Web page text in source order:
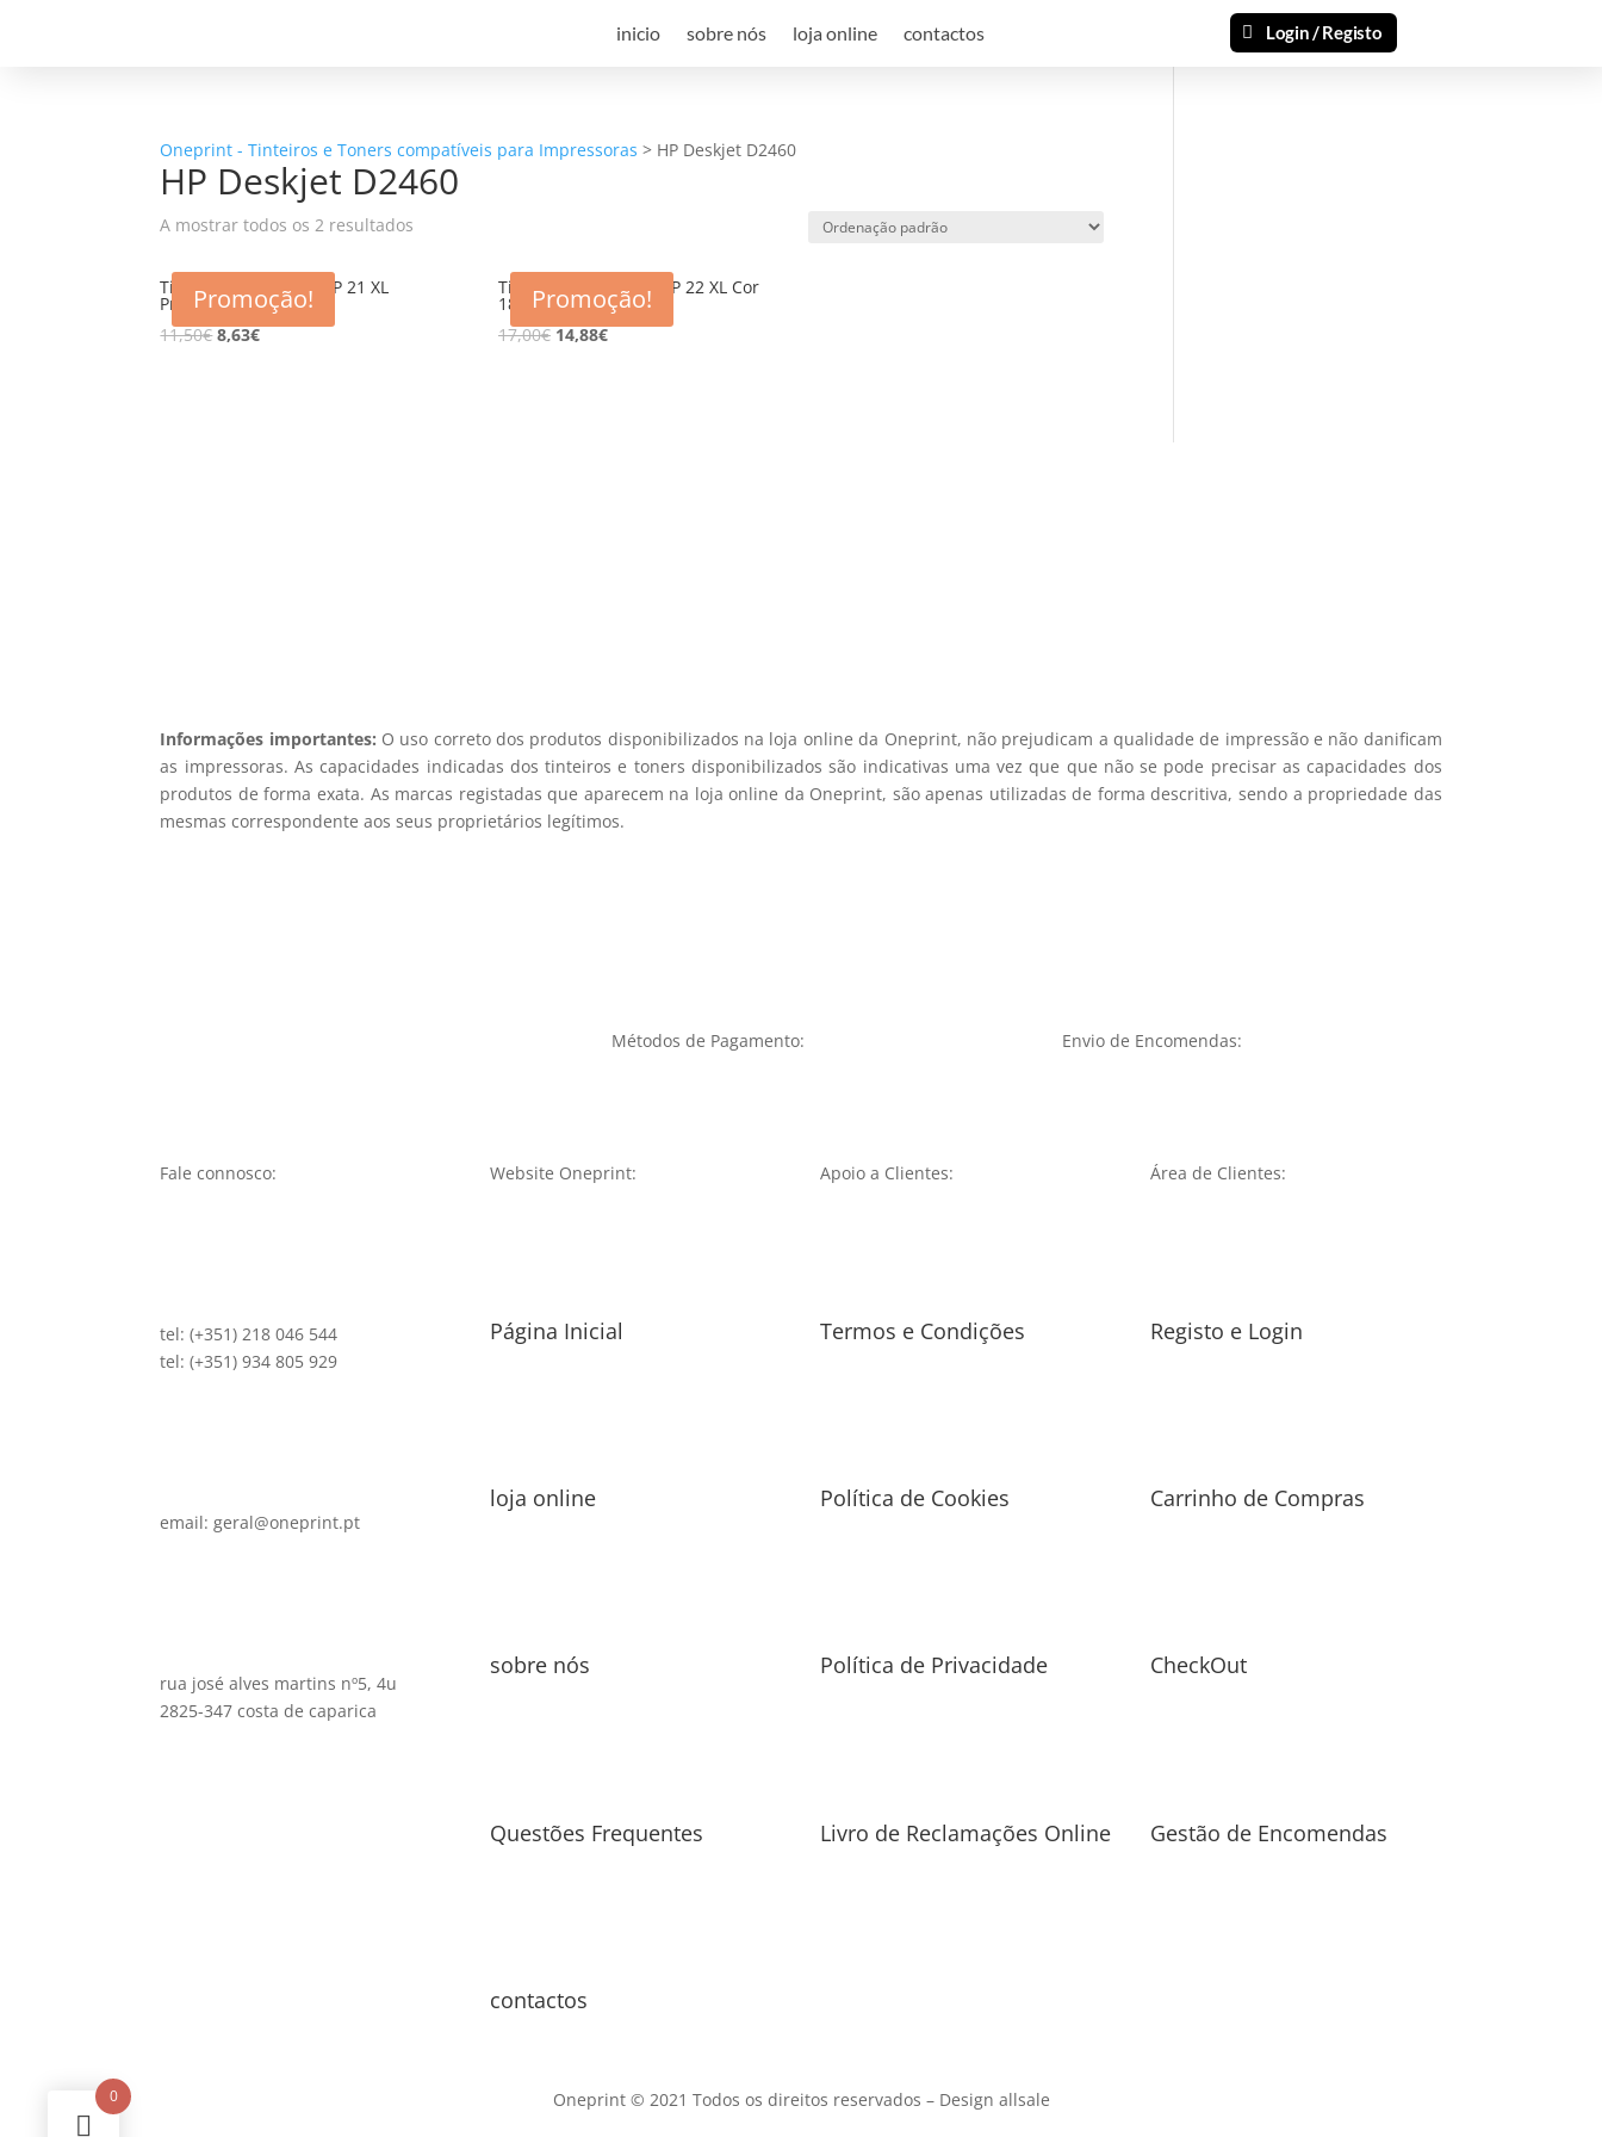
inicio sobre nós loja online contactos Login / Registo
Oneprint - Tinteiros e Toners compatíveis para Impressoras > HP Deskjet D2460
HP Deskjet D2460
A mostrar todos os 2 resultados
Promoção!
Tinteiro Compativel HP 21 XL
Preto 22ml
11,50€ 8,63€
Promoção!
Tinteiro Compativel HP 22 XL Cor
18ml
17,00€ 14,88€
Informações importantes: O uso correto dos produtos disponibilizados na loja online da Oneprint, não prejudicam a qualidade de impressão e não danificam
as impressoras. As capacidades indicadas dos tinteiros e toners disponibilizados são indicativas uma vez que que não se pode precisar as capacidades dos
produtos de forma exata. As marcas registadas que aparecem na loja online da Oneprint, são apenas utilizadas de forma descritiva, sendo a propriedade das
mesmas correspondente aos seus proprietários legítimos.
Métodos de Pagamento: Envio de Encomendas:
Fale connosco:
tel: (+351) 218 046 544
tel: (+351) 934 805 929
email: geral@oneprint.pt
rua josé alves martins nº5, 4u
2825-347 costa de caparica
Website Oneprint:
Página Inicial
loja online
sobre nós
Questões Frequentes
contactos
Apoio a Clientes:
Termos e Condições
Política de Cookies
Política de Privacidade
Livro de Reclamações Online
Área de Clientes:
Registo e Login
Carrinho de Compras
CheckOut
Gestão de Encomendas
Oneprint © 2021 Todos os direitos reservados – Design allsale
0